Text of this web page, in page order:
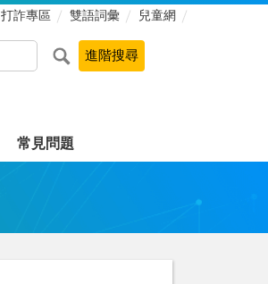
打詐專區 雙語詞彙 兒童網
常見問題